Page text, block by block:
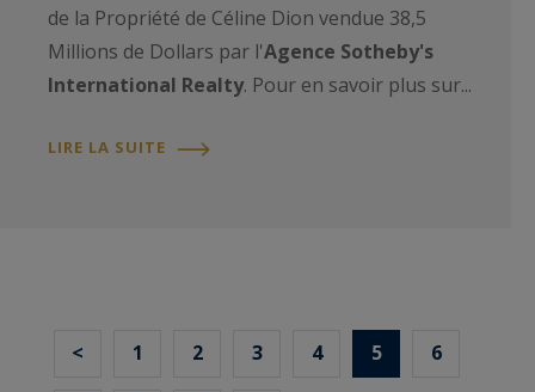
de la Propriété de Céline Dion vendue 38,5
Millions de Dollars par l'Agence Sotheby's
International Realty. Pour en savoir plus sur...
LIRE LA SUITE
< 1 2 3 4 5 6